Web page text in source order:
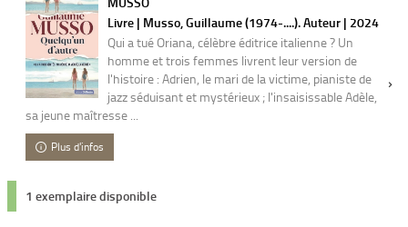
Livre | Musso, Guillaume (1974-....). Auteur | 2024
Qui a tué Oriana, célèbre éditrice italienne ? Un
homme et trois femmes livrent leur version de
l'histoire : Adrien, le mari de la victime, pianiste de
jazz séduisant et mystérieux ; l'insaisissable Adèle,
sa jeune maîtresse ...
Plus d'infos
1 exemplaire disponible